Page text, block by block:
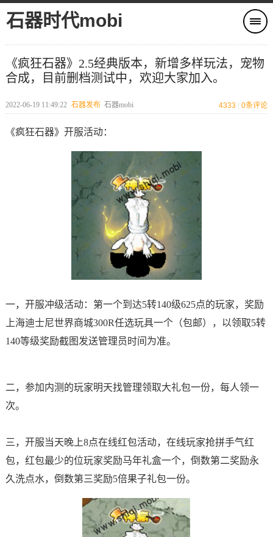
石器时代mobi
《疯狂石器》2.5经典版本，新增多样玩法，宠物
合成，目前删档测试中，欢迎大家加入。
2022-06-19 11:49:22 石器发布 石器mobi 4333 0条评论
《疯狂石器》开服活动：
一，开服冲级活动：第一个到达5转140级625点的玩家，奖励
上海迪士尼世界商城300R任选玩具一个（包邮），以领取5转
140等级奖励截图发送管理员时间为准。
二，参加内测的玩家明天找管理领取大礼包一份，每人领一
次。
三，开服当天晚上8点在线红包活动，在线玩家抢拼手气红
包，红包最少的位玩家奖励马年礼盒一个，倒数第二奖励永
久洗点水，倒数第三奖励5倍果子礼包一份。